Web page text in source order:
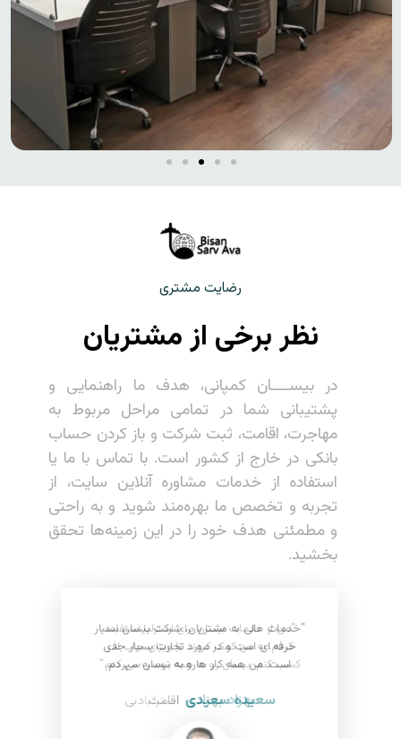
رضایت مشتری
نظر برخی از مشتریان
در بیســــان کمپانی، هدف ما راهنمایی و
پشتیبانی شما در تمامی مراحل مربوط به
مهاجرت، اقامت، ثبت شرکت و باز کردن حساب
بانکی در خارج از کشور است. با تماس با ما یا
استفاده از خدمات مشاوره آنلاین سایت، از
تجربه و تخصص ما بهره‌مند شوید و به راحتی
و مطمئنی هدف خود را در این زمینه‌ها تحقق
بخشید.
"خدمات عالی به مشتریان، شرکت بیسان بسیار
حرفه ای است و در مورد تجارت بسیار جدی
است. من همه کار هارو به بیسان سپردم
سعیده سعیدی اقامت دبی
"من از خدمات بیسان برای استرلیا استفاده
کردم. به من کمک کردند تا ویزای جاب افر
کسب کنم. بیسان رو به همه توصیه می کنم."
بهزاد بهزادی استرلیا